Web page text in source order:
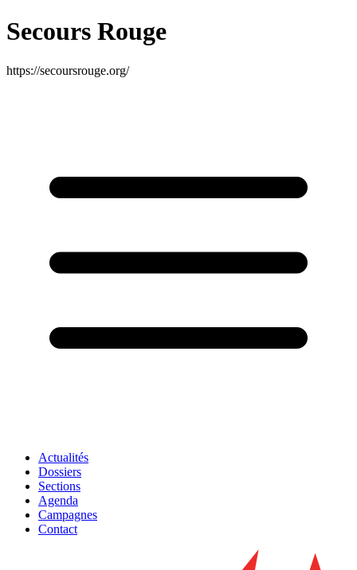
Secours Rouge
https://secoursrouge.org/
Actualités
Dossiers
Sections
Agenda
Campagnes
Contact